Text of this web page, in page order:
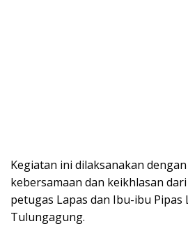
Kegiatan ini dilaksanakan
kebersamaan dan keikhlasan
petugas Lapas dan Ibu-ibu Pipas
Tulungagung.